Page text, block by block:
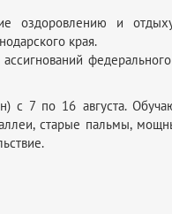
оздоровлению и
Краснодарского края.
с 7 по 16 августа.
старые пальмы,